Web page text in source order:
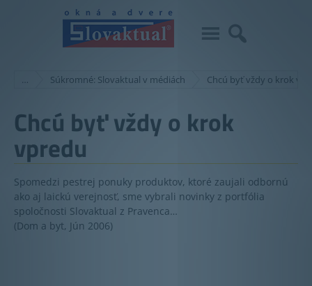
… Súkromné: Slovaktual v médiách Chcú byť vždy o krok
Chcú byť vždy o krok
vpredu
Spomedzi pestrej ponuky produktov, ktoré zaujali odbornú
ako aj laickú verejnosť, sme vybrali novinky z portfólia
spoločnosti Slovaktual z Pravenca…
(Dom a byt, Jún 2006)